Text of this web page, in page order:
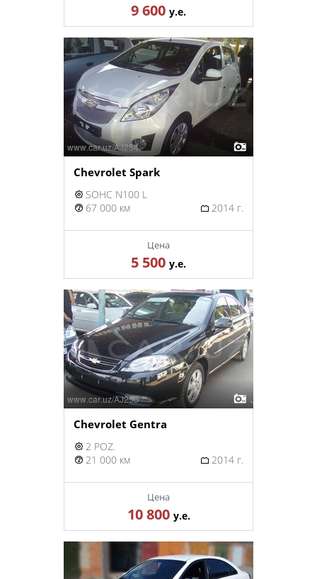
9 600 у.е.
Chevrolet Spark
SOHC N100 L
67 000 км
2014 г.
Цена
5 500 у.е.
Chevrolet Gentra
2 POZ.
21 000 км
2014 г.
Цена
10 800 у.е.